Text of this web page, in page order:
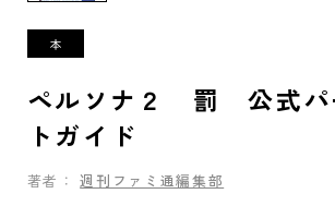
ペルソナ２ 罰 公式パ
トガイド
著者： 週刊ファミ通編集部